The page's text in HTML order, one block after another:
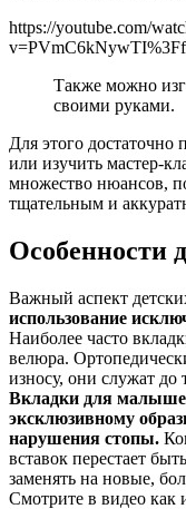
https://youtube.com/
Также можно
своими руками.
Для этого достаточно
или изучить мастер-
множество нюансов,
тщательным и
Особенности
Важный аспект
использование
Наиболее часто
велюра.
износу, они служат до
Вкладки для
эксклюзивному
нарушения стопы.
вставок перестает
заменять на новые,
Смотрите в видео как